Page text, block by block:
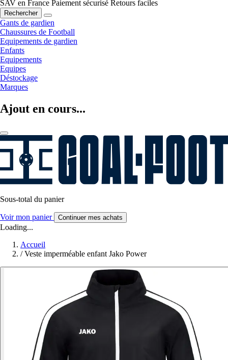
SAV en France Paiement sécurisé Retours faciles
Rechercher
Gants de gardien
Chaussures de Football
Equipements de gardien
Enfants
Equipements
Equipes
Déstockage
Marques
Ajout en cours...
Sous-total du panier
Voir mon panier Continuer mes achats
Loading...
Accueil
/ Veste imperméable enfant Jako Power